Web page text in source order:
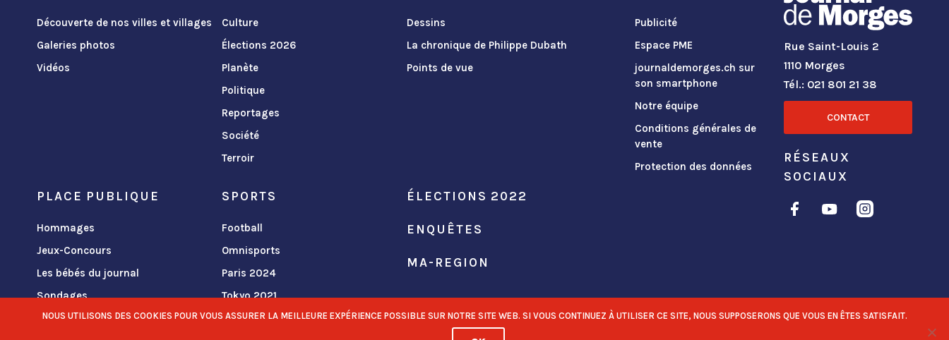
Découverte de nos villes et villages
Galeries photos
Vidéos
Culture
Élections 2026
Planète
Politique
Reportages
Société
Terroir
Dessins
La chronique de Philippe Dubath
Points de vue
PLACE PUBLIQUE
Hommages
Jeux-Concours
Les bébés du journal
Sondages
SPORTS
Football
Omnisports
Paris 2024
Tokyo 2021
ÉLECTIONS 2022
ENQUÊTES
MA-REGION
Publicité
Espace PME
journaldemorges.ch sur
son smartphone
Notre équipe
Conditions générales de
vente
Protection des données
Rue Saint-Louis 2
1110 Morges
Tél.: 021 801 21 38
CONTACT
RÉSEAUX
SOCIAUX
NOUS UTILISONS DES COOKIES POUR VOUS ASSURER LA MEILLEURE EXPÉRIENCE POSSIBLE SUR NOTRE SITE WEB. SI VOUS CONTINUEZ À UTILISER CE SITE, NOUS SUPPOSERONS QUE VOUS EN ÊTES SATISFAIT.